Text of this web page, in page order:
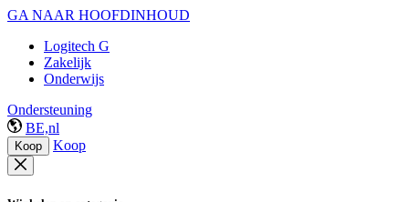
GA NAAR HOOFDINHOUD
Logitech G
Zakelijk
Onderwijs
Ondersteuning
BE,nl
Koop Koop